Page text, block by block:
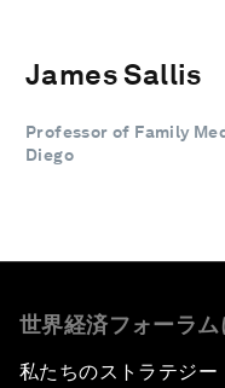
James Sallis
Professor of Family
Diego
世界経済フォーラム
私たちのストラテジー